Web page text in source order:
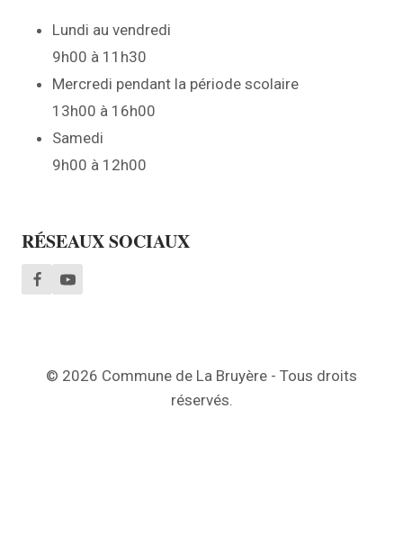
Lundi au vendredi
9h00 à 11h30
Mercredi pendant la période scolaire
13h00 à 16h00
Samedi
9h00 à 12h00
RÉSEAUX SOCIAUX
© 2026 Commune de La Bruyère - Tous droits
réservés.